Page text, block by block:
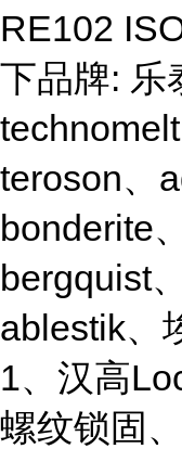
RE102
下品牌: 乐
teroson、
bonderite
bergquist
ablestik、
1、汉高
螺纹锁固